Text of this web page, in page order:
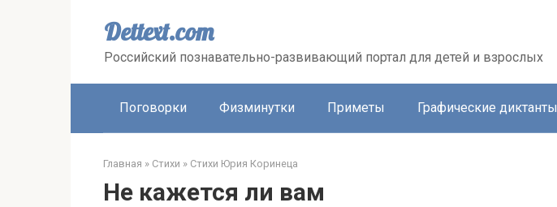
Dettext.com
Российский познавательно-развивающий портал для детей и взрослых
Поговорки Физминутки Приметы Графические диктанты
Главная » Стихи » Стихи Юрия Коринеца
Не кажется ли вам